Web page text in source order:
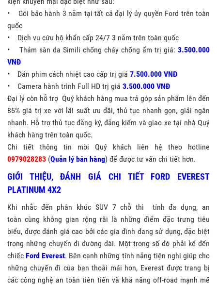
• Gói bảo hành 3 năm tại tất cả đại lý ủy quyền Ford trên toàn
quốc
• Dịch vụ cứu hộ khẩn cấp 24/7 3 năm trên toàn quốc
• Thảm sàn da Simili chống cháy chống ẩm trị giá: 3.500.000
VNĐ
• Dán phim cách nhiệt cao cấp trị giá 7.500.000 VNĐ
• Camera hành trình Full HD trị giá 3.500.000 VNĐ
Đại lý còn hỗ trợ Quý khách hàng mua trả góp sản phẩm lên đến
85% giá trị xe với lãi suất ưu đãi, thủ tục nhanh gọn, giải ngân
nhanh. Hỗ trợ thủ tục đăng ký, đăng kiểm và giao xe tại nhà Quý
khách hàng trên toàn quốc.
Chi tiết thông tin mời Quý khách liên hệ theo hotline
0979028283 (Quản lý bán hàng) để được tư vấn chi tiết hơn.
GIỚI THIỆU, ĐÁNH GIÁ CHI TIẾT FORD EVEREST
PLATINUM 4X2
Khi nhắc đến phân khúc SUV 7 chỗ thì tính đa dụng, an
toàn cùng không gian rộng rãi là những điểm đặc trưng tiêu
biểu, được đánh giá cao bởi các gia đình đang sử dụng, đặc biệt
trong những chuyến đi đường dài. Một trong số đó phải kể đến
chiếc Ford Everest. Bên cạnh những tính năng tiện nghi giúp cho
những chuyến đi của bạn thoải mái hơn, Everest được trang bị
các công nghệ an toàn tiên tiến và khả năng off-road mạnh mẽ